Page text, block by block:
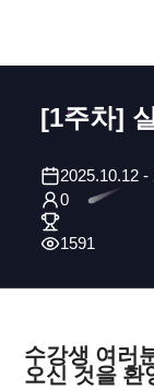
[1주차]
2025.10.12 -
0
1591
수강생 여러
오신 것을 환